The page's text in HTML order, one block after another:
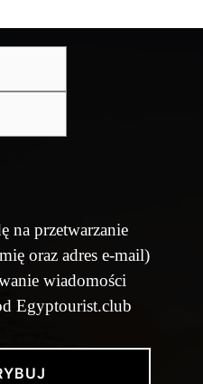
na przetwarzanie
oraz adres e-mail)
wiadomości
Egyptourist.club